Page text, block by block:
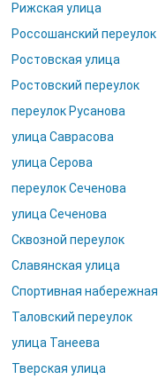
Рижская улица
Россошанский переулок
Ростовская улица
Ростовский переулок
переулок Русанова
улица Саврасова
улица Серова
переулок Сеченова
улица Сеченова
Сквозной переулок
Славянская улица
Спортивная набережная
Таловский переулок
улица Танеева
Тверская улица